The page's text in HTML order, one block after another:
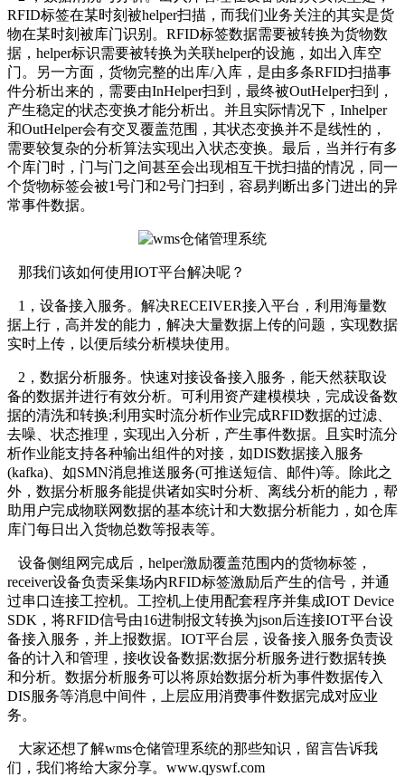
RFID标签在某时刻被helper扫描，而我们业务关注的其实是货
物在某时刻被库门识别。RFID标签数据需要被转换为货物数
据，helper标识需要被转换为关联helper的设施，如出入库空
门。另一方面，货物完整的出库/入库，是由多条RFID扫描事
件分析出来的，需要由InHelper扫到，最终被OutHelper扫到，
产生稳定的状态变换才能分析出。并且实际情况下，Inhelper
和OutHelper会有交叉覆盖范围，其状态变换并不是线性的，
需要较复杂的分析算法实现出入状态变换。最后，当并行有多
个库门时，门与门之间甚至会出现相互干扰扫描的情况，同一
个货物标签会被1号门和2号门扫到，容易判断出多门进出的异
常事件数据。
那我们该如何使用IOT平台解决呢？
1，设备接入服务。解决RECEIVER接入平台，利用海量数
据上行，高并发的能力，解决大量数据上传的问题，实现数据
实时上传，以便后续分析模块使用。
2，数据分析服务。快速对接设备接入服务，能天然获取设
备的数据并进行有效分析。可利用资产建模模块，完成设备数
据的清洗和转换;利用实时流分析作业完成RFID数据的过滤、
去噪、状态推理，实现出入分析，产生事件数据。且实时流分
析作业能支持各种输出组件的对接，如DIS数据接入服务
(kafka)、如SMN消息推送服务(可推送短信、邮件)等。除此之
外，数据分析服务能提供诸如实时分析、离线分析的能力，帮
助用户完成物联网数据的基本统计和大数据分析能力，如仓库
库门每日出入货物总数等报表等。
设备侧组网完成后，helper激励覆盖范围内的货物标签，
receiver设备负责采集场内RFID标签激励后产生的信号，并通
过串口连接工控机。工控机上使用配套程序并集成IOT Device
SDK，将RFID信号由16进制报文转换为json后连接IOT平台设
备接入服务，并上报数据。IOT平台层，设备接入服务负责设
备的计入和管理，接收设备数据;数据分析服务进行数据转换
和分析。数据分析服务可以将原始数据分析为事件数据传入
DIS服务等消息中间件，上层应用消费事件数据完成对应业
务。
大家还想了解wms仓储管理系统的那些知识，留言告诉我
们，我们将给大家分享。www.qyswf.com